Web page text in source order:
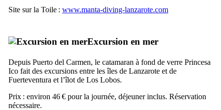
Site sur la Toile : www.manta-diving-lanzarote.com
Excursion en mer
Depuis Puerto del Carmen, le catamaran à fond de verre Princesa
Ico fait des excursions entre les îles de Lanzarote et de
Fuerteventura et l’îlot de Los Lobos.
Prix : environ 46 € pour la journée, déjeuner inclus. Réservation
nécessaire.